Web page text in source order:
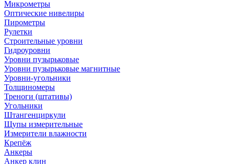
Микрометры
Оптические нивелиры
Пирометры
Рулетки
Строительные уровни
Гидроуровни
Уровни пузырьковые
Уровни пузырьковые магнитные
Уровни-угольники
Толщиномеры
Треноги (штативы)
Угольники
Штангенциркули
Щупы измерительные
Измерители влажности
Крепёж
Анкеры
Анкер клин